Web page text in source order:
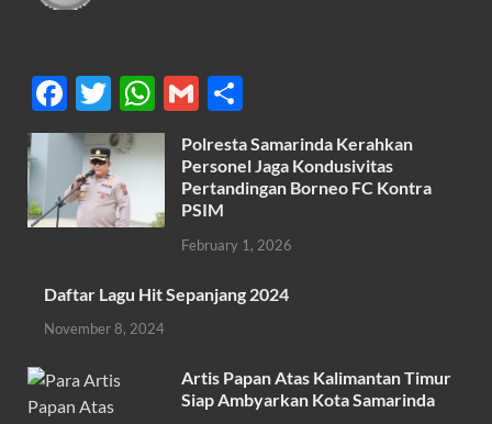
F
ac
e
b
o
k
T
w
itt
er
W
h
at
A
p
G
m
ail
h
ar
e
Polresta Samarinda Kerahkan
Personel Jaga Kondusivitas
Pertandingan Borneo FC Kontra
PSIM
February 1, 2026
Daftar Lagu Hit Sepanjang 2024
November 8, 2024
Artis Papan Atas Kalimantan Timur
Siap Ambyarkan Kota Samarinda